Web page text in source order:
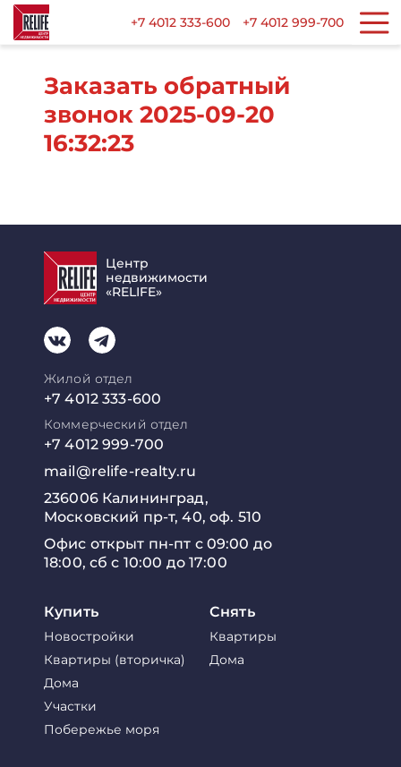
+7 4012 333-600 +7 4012 999-700
Заказать обратный
звонок 2025-09-20
16:32:23
Центр
недвижимости
«RELIFE»
Жилой отдел
+7 4012 333-600
Коммерческий отдел
+7 4012 999-700
mail@relife-realty.ru
236006 Калининград,
Московский пр-т, 40, оф. 510
Офис открыт пн-пт с 09:00 до
18:00, сб с 10:00 до 17:00
Купить
Новостройки
Квартиры (вторичка)
Дома
Участки
Побережье моря
Снять
Квартиры
Дома